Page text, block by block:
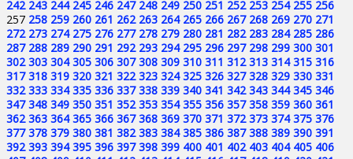
242 243 244 245 246 247 248 249 250 251 252 253 254 255 256
257 258 259 260 261 262 263 264 265 266 267 268 269 270 271
272 273 274 275 276 277 278 279 280 281 282 283 284 285 286
287 288 289 290 291 292 293 294 295 296 297 298 299 300 301
302 303 304 305 306 307 308 309 310 311 312 313 314 315 316
317 318 319 320 321 322 323 324 325 326 327 328 329 330 331
332 333 334 335 336 337 338 339 340 341 342 343 344 345 346
347 348 349 350 351 352 353 354 355 356 357 358 359 360 361
362 363 364 365 366 367 368 369 370 371 372 373 374 375 376
377 378 379 380 381 382 383 384 385 386 387 388 389 390 391
392 393 394 395 396 397 398 399 400 401 402 403 404 405 406